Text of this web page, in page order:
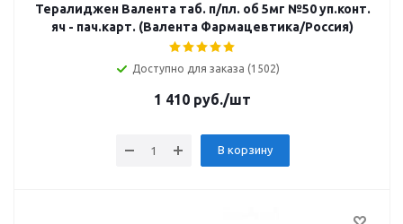
Тералиджен Валента таб. п/пл. об 5мг №50 уп.конт.
яч - пач.карт. (Валента Фармацевтика/Россия)
Доступно для заказа (1502)
1 410 руб./шт
В корзину